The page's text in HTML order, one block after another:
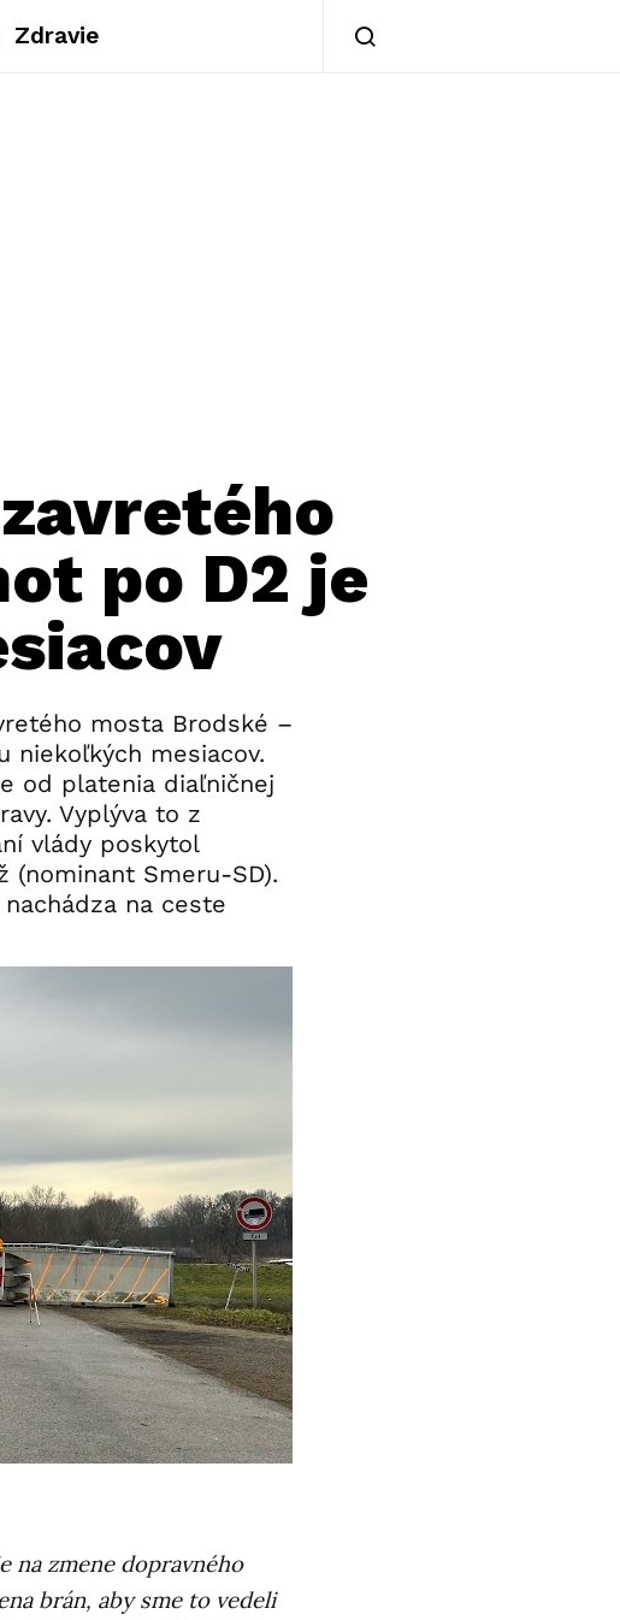
Zdravie
po D2 je
mosta Brodské –
niekoľkých mesiacov.
od platenia diaľničnej
Vyplýva to z
vlády poskytol
(nominant Smeru-SD).
na ceste
na zmene dopravného
brán, aby sme to vedeli